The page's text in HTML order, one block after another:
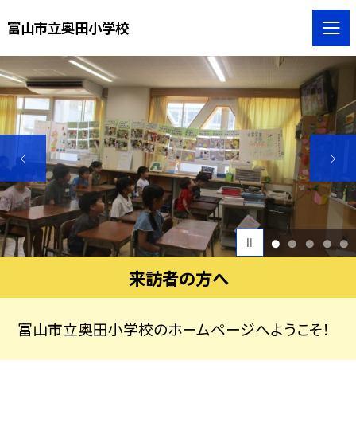
富山市立奥田小学校
1 2 3 4 5
来訪者の方へ
富山市立奥田小学校のホームページへようこそ！